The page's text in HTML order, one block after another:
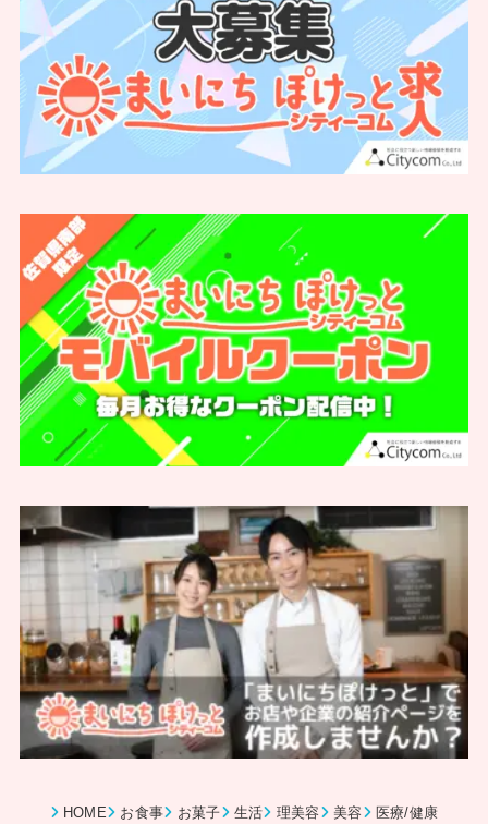
HOME お食事 お菓子 生活 理美容 美容 医療/健康